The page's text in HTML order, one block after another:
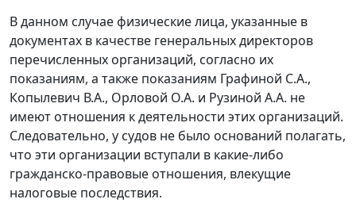
В данном случае физические лица, указанные в
документах в качестве генеральных директоров
перечисленных организаций, согласно их
показаниям, а также показаниям Графиной С.А.,
Копылевич В.А., Орловой О.А. и Рузиной А.А. не
имеют отношения к деятельности этих организаций.
Следовательно, у судов не было оснований полагать,
что эти организации вступали в какие-либо
гражданско-правовые отношения, влекущие
налоговые последствия.